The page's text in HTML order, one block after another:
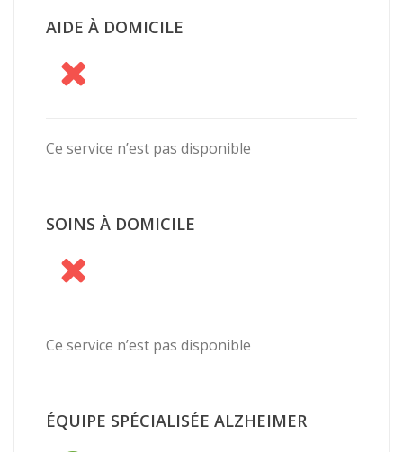
AIDE À DOMICILE
Ce service n’est pas disponible
SOINS À DOMICILE
Ce service n’est pas disponible
ÉQUIPE SPÉCIALISÉE ALZHEIMER